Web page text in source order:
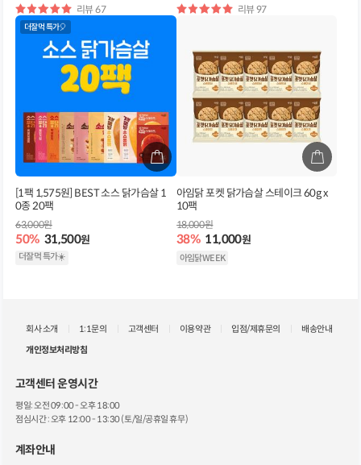
별
점
리뷰 67
별
점
리뷰 97
더잘먹 특가🎈
[1팩 1,575원] BEST 소스 닭가슴살 1
0종 20팩
50% 31,500원
63,000원
더잘먹 특가☀️
아임닭 포켓 닭가슴살 스테이크 60g x
10팩
38% 11,000원
18,000원
아임닭WEEK
회사 소개 1:1문의 고객센터 이용약관 입점/제휴문의
배송안내
개인정보처리방침
고객센터 운영시간
평일: 오전 09:00 - 오후 18:00
점심시간 : 오후 12:00 - 13:30 (토/일/공휴일 휴무)
계좌안내